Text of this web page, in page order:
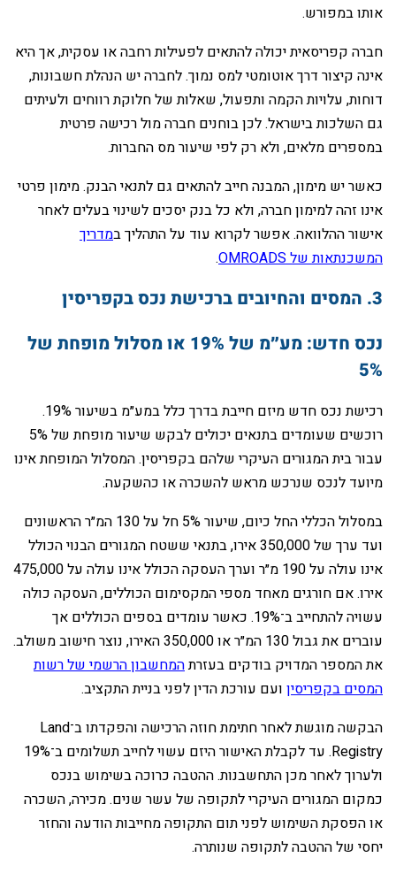
אותו במפורש.
‏חברה קפריסאית יכולה להתאים לפעילות רחבה או עסקית, אך היא
אינה קיצור דרך אוטומטי למס נמוך. לחברה יש הנהלת חשבונות,
דוחות, עלויות הקמה ותפעול, שאלות של חלוקת רווחים ולעיתים
גם השלכות בישראל. לכן בוחנים חברה מול רכישה פרטית
במספרים מלאים, ולא רק לפי שיעור מס החברות.
‏כאשר יש מימון, המבנה חייב להתאים גם לתנאי הבנק. מימון פרטי
אינו זהה למימון חברה, ולא כל בנק יסכים לשינוי בעלים לאחר
אישור ההלוואה. אפשר לקרוא עוד על התהליך במדריך
המשכנתאות של OMROADS
.
‏נכס חדש: מע״מ של 19% או מסלול מופחת של
5%
‏רכישת נכס חדש מיזם חייבת בדרך כלל במע״מ בשיעור 19%.
רוכשים שעומדים בתנאים יכולים לבקש שיעור מופחת של 5%
עבור בית המגורים העיקרי שלהם בקפריסין. המסלול המופחת אינו
מיועד לנכס שנרכש מראש להשכרה או כהשקעה.
‏במסלול הכללי החל כיום, שיעור 5% חל על 130 המ״ר הראשונים
ועד ערך של 350,000 אירו, בתנאי ששטח המגורים הבנוי הכולל
אינו עולה על 190 מ״ר וערך העסקה הכולל אינו עולה על 475,000
אירו. אם חורגים מאחד מספי המקסימום הכוללים, העסקה כולה
עשויה להתחייב ב־19%. כאשר עומדים בספים הכוללים אך
עוברים את גבול 130 המ״ר או 350,000 האירו, נוצר חישוב משולב.
את המספר המדויק בודקים בעזרתהמחשבון הרשמי של רשות
המסים בקפריסין ועם עורכת הדין לפני בניית התקציב.
‏הבקשה מוגשת לאחר חתימת חוזה הרכישה והפקדתו ב־Land
Registry. עד לקבלת האישור היזם עשוי לחייב תשלומים ב־19%
ולערוך לאחר מכן התחשבנות. ההטבה כרוכה בשימוש בנכס
כמקום המגורים העיקרי לתקופה של עשר שנים. מכירה, השכרה
או הפסקת השימוש לפני תום התקופה מחייבות הודעה והחזר
יחסי של ההטבה לתקופה שנותרה.